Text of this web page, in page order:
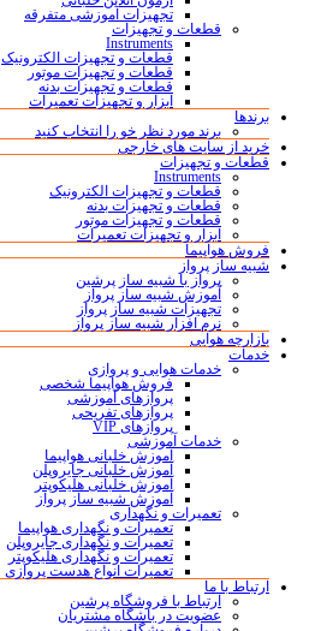
تجهیزات آموزشی متفرقه
قطعات و تجهیزات
Instruments
قطعات و تجهیزات الکترونیک
قطعات و تجهیزات موتور
قطعات و تجهیزات بدنه
ابزار و تجهیزات تعمیرات
برندها
برند مورد نظر خو را انتخاب کنید
خرید از سایت های خارجی
قطعات و تجهیزات
Instruments
قطعات و تجهیزات الکترونیک
قطعات و تجهیزات بدنه
قطعات و تجهیزات موتور
ابزار و تجهیزات تعمیرات
فروش هواپیما
شبیه ساز پرواز
پرواز با شبیه ساز پرشین
آموزش شبیه ساز پرواز
تجهیزات شبیه ساز پرواز
نرم افزار شبیه ساز پرواز
بازارچه هوایی
خدمات
خدمات هوایی و پروازی
فروش هواپیما شخصی
پروازهای آموزشی
پروازهای تفریحی
پروازهای VIP
خدمات آموزشی
آموزش خلبانی هواپیما
آموزش خلبانی جایروپلن
آموزش خلبانی هلیکوپتر
آموزش شبیه ساز پرواز
تعمیرات و نگهداری
تعمیرات و نگهداری هواپیما
تعمیرات و نگهداری جایروپلن
تعمیرات و نگهداری هلیکوپتر
تعمیرات انواع هدست پروازی
ارتباط با ما
ارتباط با فروشگاه پرشین
عضویت در باشگاه مشتریان